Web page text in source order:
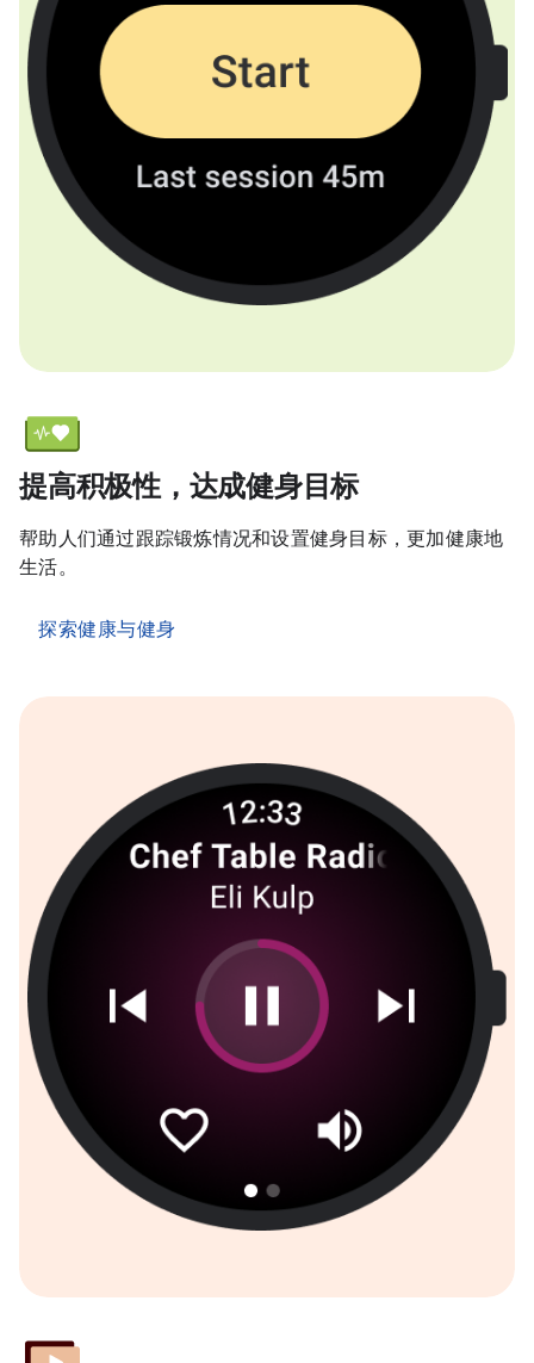
提高积极性，达成健身目标
帮助人们通过跟踪锻炼情况和设置健身目标，更加健康地
生活。
探索健康与健身